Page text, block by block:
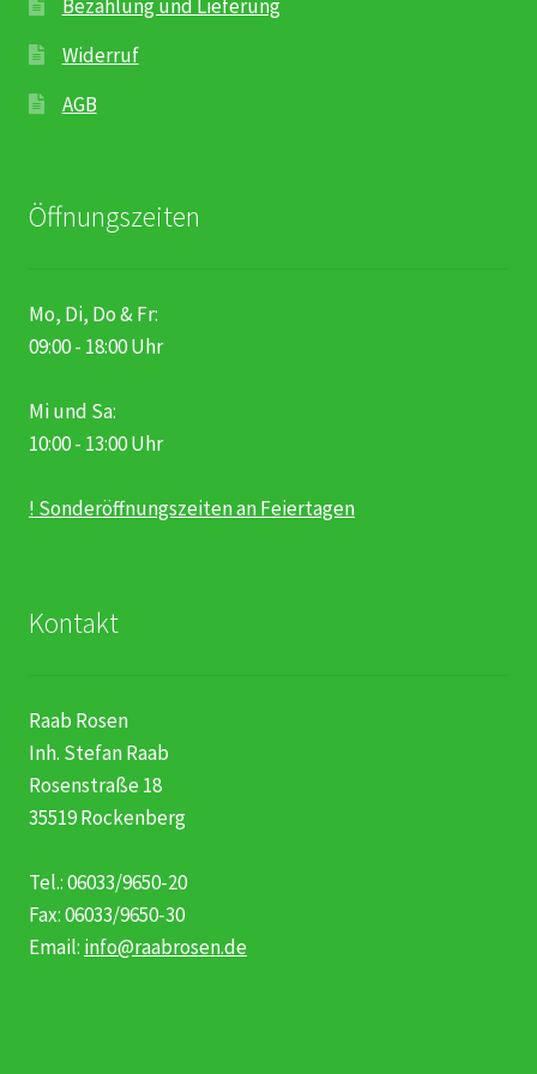
Rosenbox®-Abonnement
Widerruf
Events & Specials…
Bezahlung und Lieferung
Widerruf
AGB
Öffnungszeiten
Mo, Di, Do & Fr:
09:00 - 18:00 Uhr
Mi und Sa:
10:00 - 13:00 Uhr
! Sonderöffnungszeiten an Feiertagen
Kontakt
Raab Rosen
Inh. Stefan Raab
Rosenstraße 18
35519 Rockenberg
Tel.: 06033/9650-20
Fax: 06033/9650-30
Email: info@raabrosen.de